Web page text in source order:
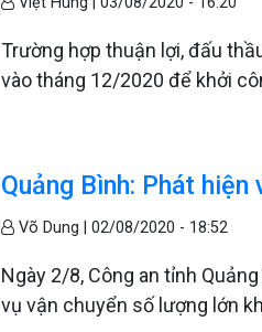
Trường hợp thuận lợi, đấu
vào tháng 12/2020 để khởi
Quảng Bình: Phát
Võ Dung |02/08/2020 - 18:52
Ngày 2/8, Công an tỉnh
vụ vận chuyển số lượng lớn